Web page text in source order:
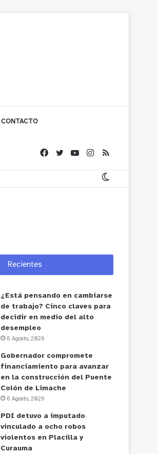
CONTACTO
Recientes
¿Está pensando en cambiarse
de trabajo? Cinco claves para
decidir en medio del alto
desempleo
6 Agosto, 2026
Gobernador compromete
financiamiento para avanzar
en la construcción del Puente
Colón de Limache
6 Agosto, 2026
PDI detuvo a imputado
vinculado a ocho robos
violentos en Placilla y
Curauma